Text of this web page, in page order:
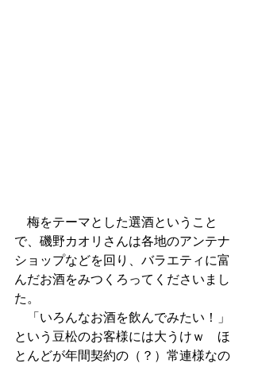
梅をテーマとした選酒ということ
で、磯野カオリさんは各地のアンテナ
ショップなどを回り、バラエティに富
んだお酒をみつくろってくださいまし
た。
「いろんなお酒を飲んでみたい！」
という豆松のお客様には大うけｗ　ほ
とんどが年間契約の（？）常連様なの